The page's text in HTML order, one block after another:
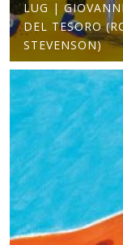
LUG |
DEL TESORO
STEVENSON)